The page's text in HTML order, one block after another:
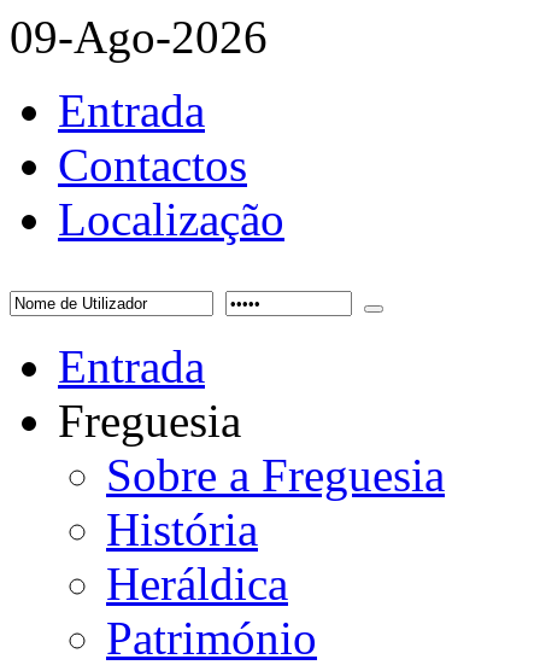
09-Ago-2026
Entrada
Contactos
Localização
Entrada
Freguesia
Sobre a Freguesia
História
Heráldica
Património